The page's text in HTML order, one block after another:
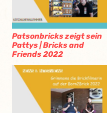
Patsonbricks zeigt sein
Pattys | Bricks and
Friends 2022